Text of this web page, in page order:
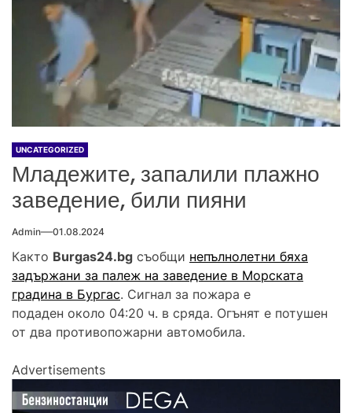
UNCATEGORIZED
Младежите, запалили плажно
заведение, били пияни
Admin 01.08.2024
Както Burgas24.bg съобщи непълнолетни бяха
задържани за палеж на заведение в Морската
градина в Бургас. Сигнал за пожара е
подаден около 04:20 ч. в сряда. Огънят е потушен
от два противопожарни автомобила.
Advertisements